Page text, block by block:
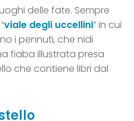
delle fate. Sempre
viale degli uccellini” in cui
i pennuti, che nidi
fiaba illustrata presa
che contiene libri dal